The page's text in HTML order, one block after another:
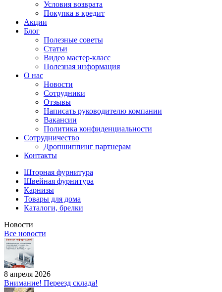
Условия возврата
Покупка в кредит
Акции
Блог
Полезные советы
Статьи
Видео мастер-класс
Полезная информация
О нас
Новости
Сотрудники
Отзывы
Написать руководителю компании
Вакансии
Политика конфиденциальности
Сотрудничество
Дропшиппинг партнерам
Контакты
Шторная фурнитура
Швейная фурнитура
Карнизы
Товары для дома
Каталоги, брелки
Новости
Все новости
8 апреля 2026
Внимание! Переезд склада!